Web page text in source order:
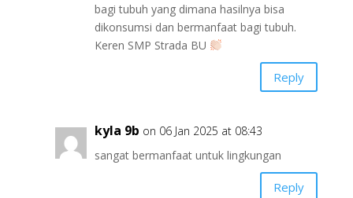
bagi tubuh yang dimana hasilnya bisa
dikonsumsi dan bermanfaat bagi tubuh.
Keren SMP Strada BU
Reply
kyla 9b on 06 Jan 2025 at 08:43
sangat bermanfaat untuk lingkungan
Reply